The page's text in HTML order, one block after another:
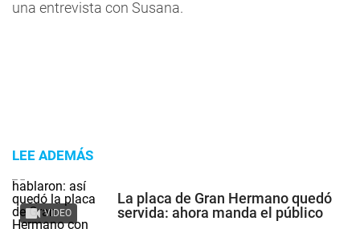
una entrevista con Susana.
LEE ADEMÁS
VIDEO
La placa de Gran Hermano quedó
servida: ahora manda el público